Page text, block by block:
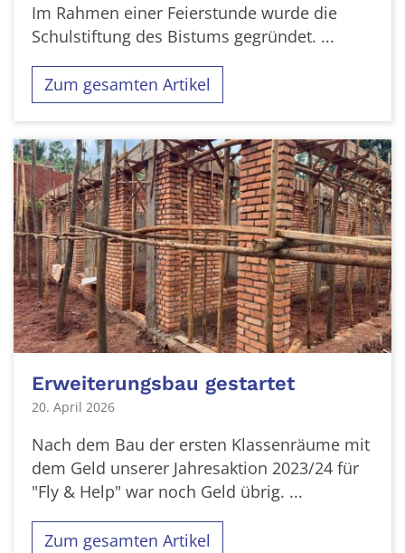
Im Rahmen einer Feierstunde wurde die
Schulstiftung des Bistums gegründet. ...
Zum gesamten Artikel
Erweiterungsbau gestartet
20. April 2026
Nach dem Bau der ersten Klassenräume mit
dem Geld unserer Jahresaktion 2023/24 für
"Fly & Help" war noch Geld übrig. ...
Zum gesamten Artikel